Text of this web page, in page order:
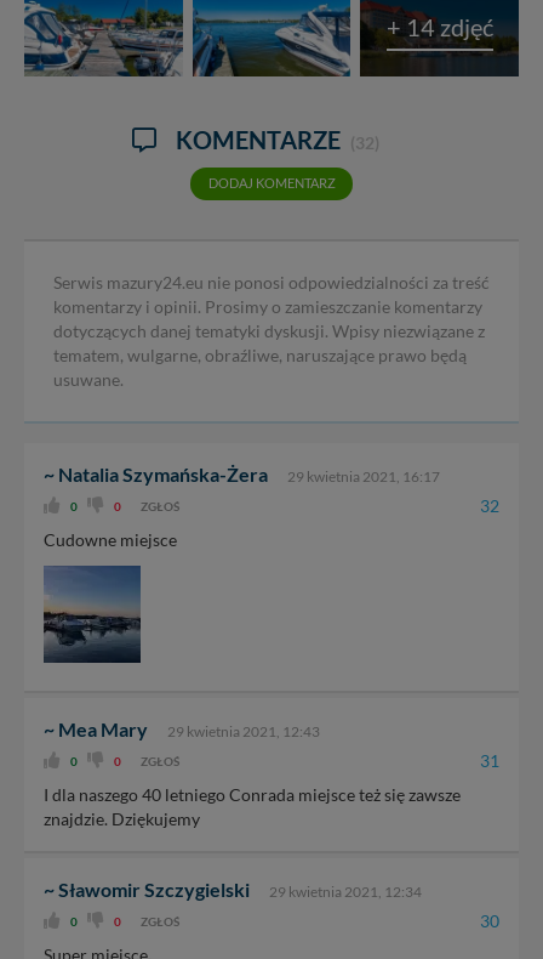
+ 14 zdjęć
KOMENTARZE (32)
DODAJ KOMENTARZ
Serwis mazury24.eu nie ponosi odpowiedzialności za treść
komentarzy i opinii. Prosimy o zamieszczanie komentarzy
dotyczących danej tematyki dyskusji. Wpisy niezwiązane z
tematem, wulgarne, obraźliwe, naruszające prawo będą
usuwane.
~ Natalia Szymańska-Żera 29 kwietnia 2021, 16:17
0 0 ZGŁOŚ 32
Cudowne miejsce
~ Mea Mary 29 kwietnia 2021, 12:43
0 0 ZGŁOŚ 31
I dla naszego 40 letniego Conrada miejsce też się zawsze
znajdzie. Dziękujemy
~ Sławomir Szczygielski 29 kwietnia 2021, 12:34
0 0 ZGŁOŚ 30